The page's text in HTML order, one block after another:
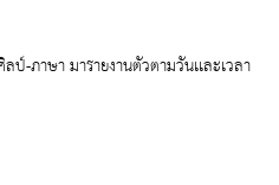
-ภาษา มารายงานตัวตามวันเเละเวลา